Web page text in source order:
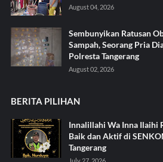
August 04, 2026
Sembunyikan Ratusan
Sampah, Seorang Pria
Polresta Tangerang
August 02, 2026
BERITA PILIHAN
Innalillahi Wa Inna Ilaihi
Baik dan Aktif di
Tangerang